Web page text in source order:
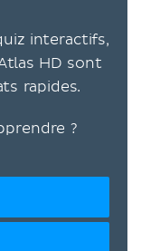
interactifs,
HD sont
rapides.
?